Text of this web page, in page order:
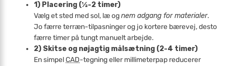
1) Placering (½-2 timer)
Vælg et sted med sol, læ ognem adgang for materialer.
Jo færre terræn-tilpasninger og jo kortere bærevej, desto
færre timer på tungt manuelt arbejde.
2) Skitse og nøjagtig målsætning (2-4 timer)
En simpelCAD-tegning eller millimeterpap reducerer